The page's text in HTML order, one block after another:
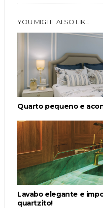
YOU MIGHT ALSO LIKE
Quarto pequeno e
Lavabo elegante e
quartzito!